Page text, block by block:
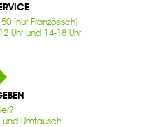
(nur Französisch)
Uhr und 14-18 Uhr
Umtausch.